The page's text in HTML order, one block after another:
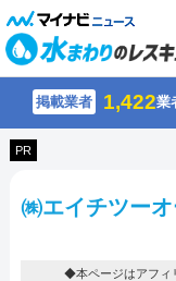
掲載業者 1,422業
PR
㈱エイチツー
◆本ページはアフィ